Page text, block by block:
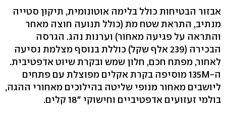
אבזור הבטיחות כולל בלימה אוטונומית, תיקון סטייה
מנתיב, התראת שטח מת (כולל תנועה חוצה מאחר
והתראה על פגיעה מאחור) וערנות נהג. הגרסה
הבכירה (239 אלף שקל) כוללת בנוסף מצלמת נסיעה
לאחור, מפתח חכם, חלון שמש ובקרת שיוט אדפטיבית.
ה-135M מוסיפה בקרת אקלים מפוצלת עם פתחים
ליושבים מאחור מנופי שליטה בהילוכים מאחורי ההגה,
בולמי זעזועים אדפטיביים וחישוקי "18 קלים.